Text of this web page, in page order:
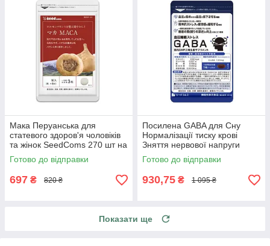
Мака Перуанська для
статевого здоров'я чоловіків
та жінок SeedComs 270 шт на
3 місяці прийому
Готово до відправки
697 ₴ 820 ₴
Посилена GABA для Сну
Нормалізації тиску крові
Зняття нервової напруги
Габа SeedComs 30 шт на 1
місяць прийому
Готово до відправки
930,75 ₴ 1 095 ₴
Показати ще